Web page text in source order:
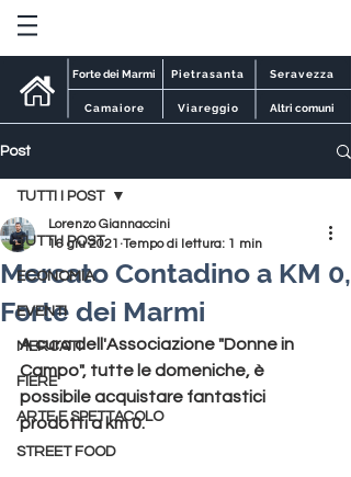
Forte dei Marmi Pietrasanta Seravezza
Camaiore Viareggio Altri comuni
Post
TUTTI I POST
ECONOMIA
EVENTI
MERCATI
FIERE
ARTE E SPETTACOLO
STREET FOOD
TUTTI I POST
Mercato Contadino a KM 0,
Forte dei Marmi
Lorenzo Giannaccini
16 giu 2021 Tempo di lettura: 1 min
A cura dell'Associazione "Donne in
Campo", tutte le domeniche, è
possibile acquistare fantastici
prodotti a km 0.